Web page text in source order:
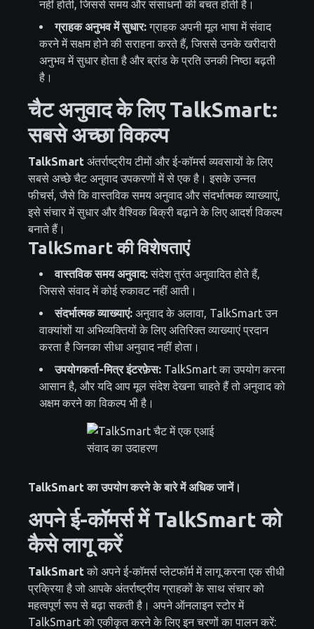
नहीं होती, जिससे समय और संसाधनों की बचत होती है।
ग्राहक अनुभव में सुधार:ग्राहक अपनी मूल भाषा में संवाद
करने में सक्षम होने की सराहना करते हैं, जिससे उनके खरीदारी
अनुभव में सुधार होता है और ब्रांड के प्रति उनकी निष्ठा बढ़ती
है।
चैट अनुवाद के लिए TalkSmart:
सबसे अच्छा विकल्प
TalkSmart अंतर्राष्ट्रीय टीमों और ई-कॉमर्स व्यवसायों के लिए
सबसे अच्छे चैट अनुवाद उपकरणों में से एक है। इसके उन्नत
फीचर्स, जैसे कि वास्तविक समय अनुवाद और संदर्भात्मक व्याख्याएं,
इसे संचार में सुधार और वैश्विक बिक्री बढ़ाने के लिए आदर्श विकल्प
बनाते हैं।
TalkSmart की विशेषताएं
वास्तविक समय अनुवाद:संदेश तुरंत अनुवादित होते हैं,
जिससे संवाद में कोई रुकावट नहीं आती।
संदर्भात्मक व्याख्याएं: अनुवाद के अलावा, TalkSmart उन
वाक्यांशों या अभिव्यक्तियों के लिए अतिरिक्त व्याख्याएं प्रदान
करता है जिनका सीधा अनुवाद नहीं होता।
उपयोगकर्ता-मित्र इंटरफ़ेस: TalkSmart का उपयोग करना
आसान है, और यदि आप मूल संदेश देखना चाहते हैं तो अनुवाद को
अक्षम करने का विकल्प भी है।
TalkSmart का उपयोग करने के बारे में अधिक जानें।
अपने ई-कॉमर्स में TalkSmart को
कैसे लागू करें
TalkSmart को अपने ई-कॉमर्स प्लेटफॉर्म में लागू करना एक सीधी
प्रक्रिया है जो आपके अंतर्राष्ट्रीय ग्राहकों के साथ संचार को
महत्वपूर्ण रूप से बढ़ा सकती है। अपने ऑनलाइन स्टोर में
TalkSmart को एकीकृत करने के लिए इन चरणों का पालन करें: